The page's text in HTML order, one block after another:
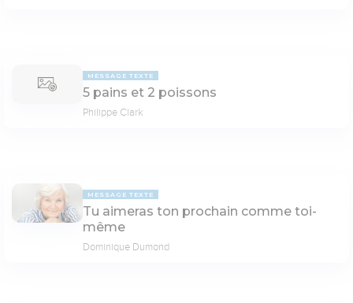
MESSAGE TEXTE
5 pains et 2 poissons
Philippe Clark
MESSAGE TEXTE
Tu aimeras ton prochain comme toi-
même
Dominique Dumond